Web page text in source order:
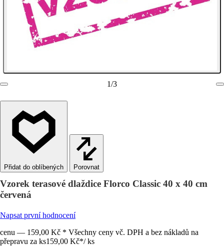
1/3
Porovnat
Vzorek terasové dlaždice Florco Classic 40 x 40 cm
červená
Napsat první hodnocení
cenu — 159,00 Kč * Všechny ceny vč. DPH a bez nákladů na
přepravu za ks159,00 Kč*/ ks